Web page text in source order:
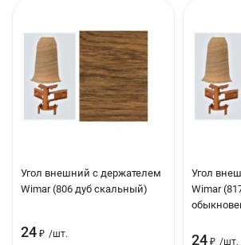
Угол внешний с держателем
Wimar (806 дуб скальный)
24 ₽ /шт.
Угол
Wimar
24 ₽ /шт.